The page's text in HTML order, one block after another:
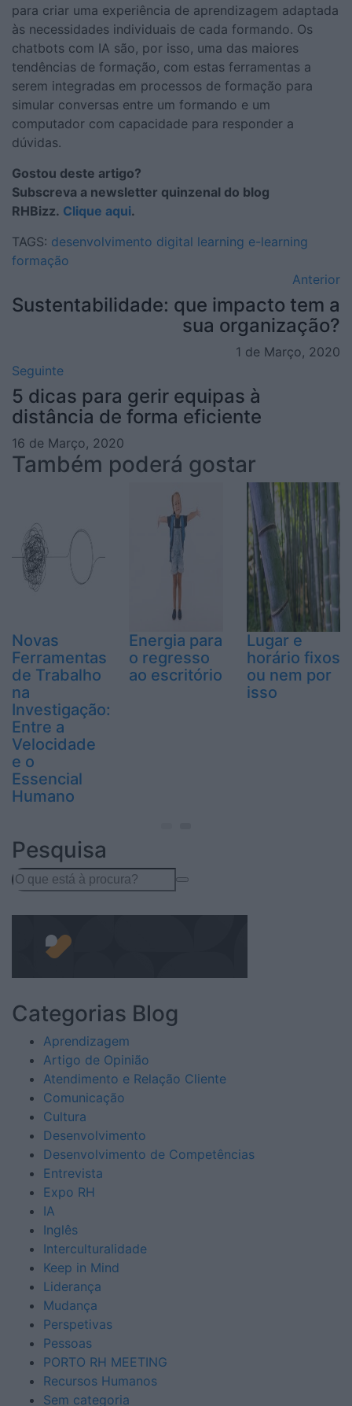
para criar uma experiência de aprendizagem adaptada
às necessidades individuais de cada formando. Os
chatbots com IA são, por isso, uma das maiores
tendências de formação, com estas ferramentas a
serem integradas em processos de formação para
simular conversas entre um formando e um
computador com capacidade para responder a
dúvidas.
Gostou deste artigo?
Subscreva a newsletter quinzenal do blog
RHBizz. Clique aqui.
TAGS: desenvolvimento digital learning e-learning
formação
Anterior
Sustentabilidade: que impacto tem a
sua organização?
1 de Março, 2020
Seguinte
5 dicas para gerir equipas à
distância de forma eficiente
16 de Março, 2020
Também poderá gostar
Novas
Ferramentas
de Trabalho
na
Investigação:
Entre a
Velocidade
e o
Essencial
Humano
Energia para
o regresso
ao escritório
Lugar e
horário fixos
ou nem por
isso
Pesquisa
Search
Categorias Blog
Aprendizagem
Artigo de Opinião
Atendimento e Relação Cliente
Comunicação
Cultura
Desenvolvimento
Desenvolvimento de Competências
Entrevista
Expo RH
IA
Inglês
Interculturalidade
Keep in Mind
Liderança
Mudança
Perspetivas
Pessoas
PORTO RH MEETING
Recursos Humanos
Sem categoria